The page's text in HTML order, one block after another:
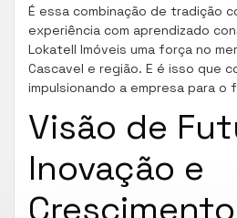
É essa combinação de tradição
experiência com aprendizado
Lokatell Imóveis uma força no
Cascavel e região. E é isso que
impulsionando a empresa para o
Visão de
Inovação e
Crescimento